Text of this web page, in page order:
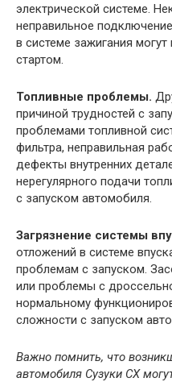
электрической системе.
неправильное
в системе зажигания
стартом.
Топливные проблемы.
причиной трудностей с
проблемами топливной
фильтра, неправильная
дефекты внутренних
нерегулярного подачи
с запуском автомобиля.
Загрязнение системы
отложений в системе
проблемам с запуском.
или проблемы с
нормальному
сложности с запуском
Важно помнить, что
автомобиля Сузуки СХ